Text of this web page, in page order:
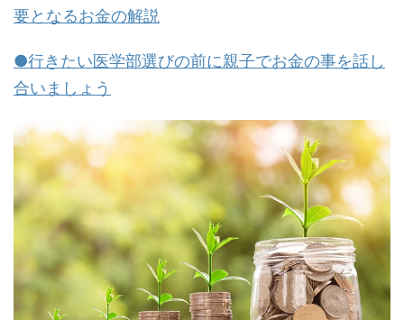
要となるお金の解説
●行きたい医学部選びの前に親子でお金の事を話し
合いましょう